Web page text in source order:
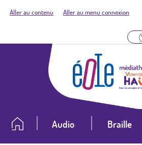
Aller au contenu Aller au menu connexion
Audio Braille